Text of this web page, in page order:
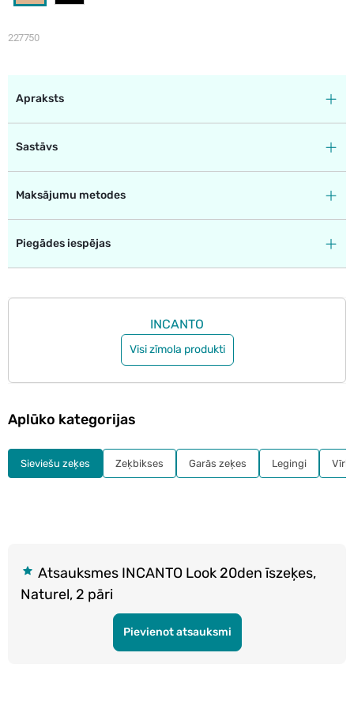
227750
Apraksts
Sastāvs
Maksājumu metodes
Piegādes iespējas
INCANTO
Visi zīmola produkti
Atsauksmes INCANTO Look 20den īszeķes,
Naturel, 2 pāri
Pievienot atsauksmi
Aplūko kategorijas
Sieviešu zeķes Zeķbikses Garās zeķes Legingi